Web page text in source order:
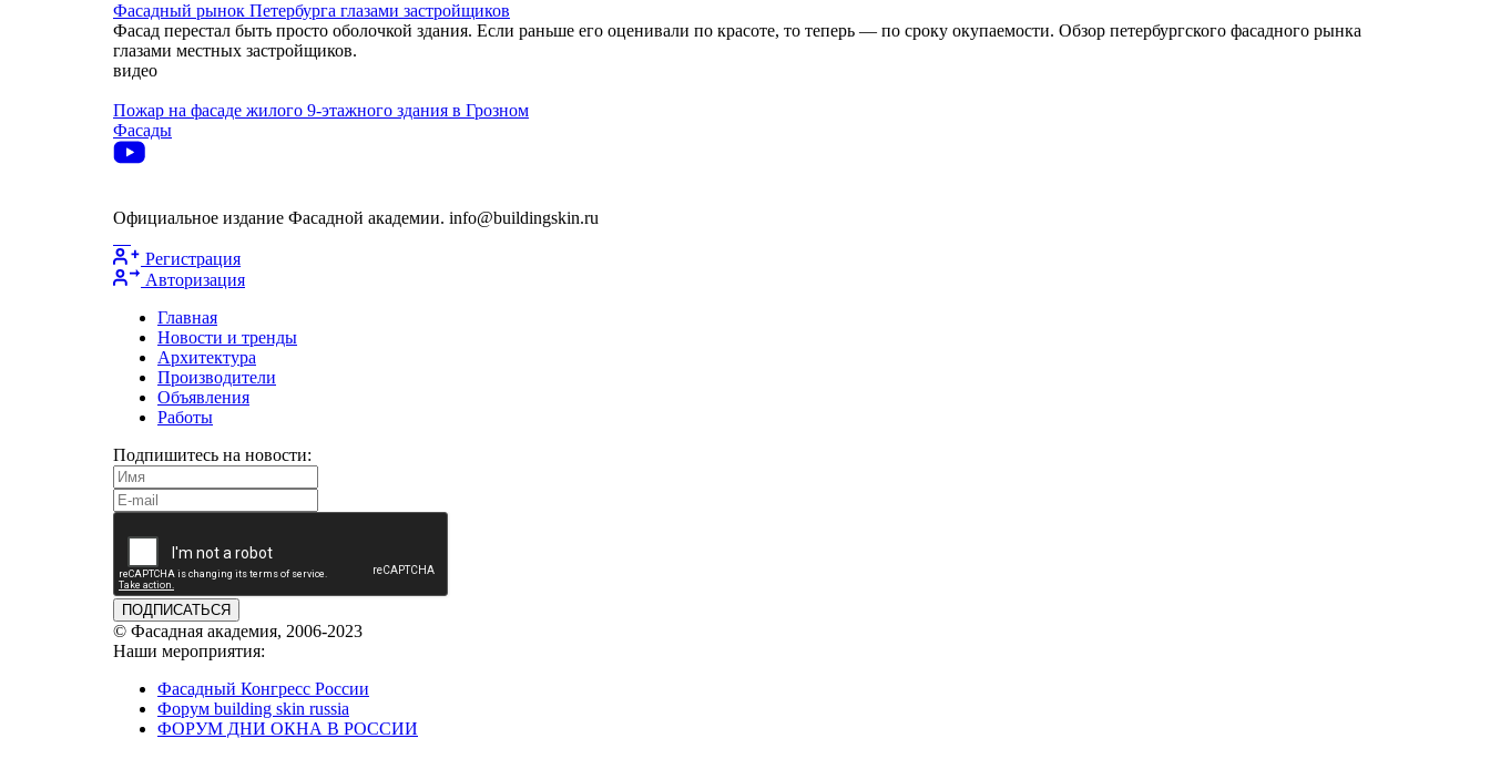
Фасадный рынок Петербурга глазами застройщиков
Фасад перестал быть просто оболочкой здания. Если раньше его оценивали по красоте, то теперь — по сроку окупаемости. Обзор петербургского фасадного рынка
глазами местных застройщиков.
видео
Пожар на фасаде жилого 9-этажного здания в Грозном
Фасады
Официальное издание Фасадной академии. info@buildingskin.ru
Регистрация
Авторизация
Главная
Новости и тренды
Архитектура
Производители
Объявления
Работы
Подпишитесь на новости:
ПОДПИСАТЬСЯ
© Фасадная академия, 2006-2023
Наши мероприятия:
Фасадный Конгресс России
Форум building skin russia
ФОРУМ ДНИ ОКНА В РОССИИ